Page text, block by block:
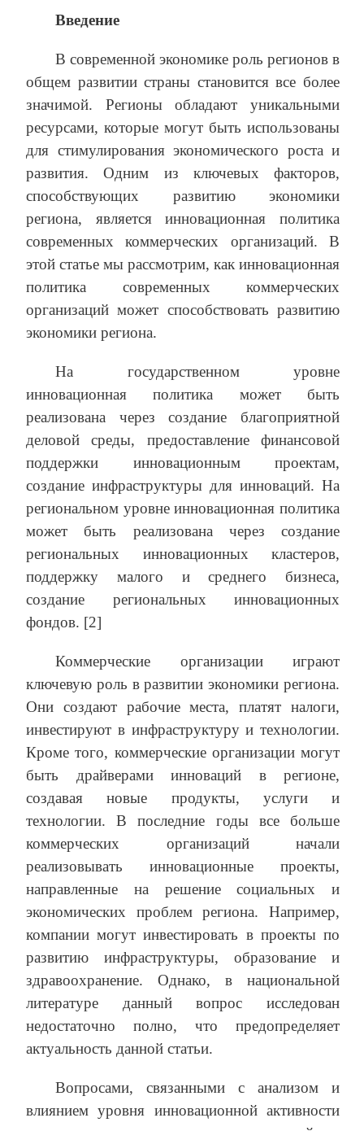
Введение
В современной экономике роль регионов в
общем развитии страны становится все более
значимой. Регионы обладают уникальными
ресурсами, которые могут быть использованы
для стимулирования экономического роста и
развития. Одним из ключевых факторов,
способствующих развитию экономики
региона, является инновационная политика
современных коммерческих организаций. В
этой статье мы рассмотрим, как инновационная
политика современных коммерческих
организаций может способствовать развитию
экономики региона.
На государственном уровне
инновационная политика может быть
реализована через создание благоприятной
деловой среды, предоставление финансовой
поддержки инновационным проектам,
создание инфраструктуры для инноваций. На
региональном уровне инновационная политика
может быть реализована через создание
региональных инновационных кластеров,
поддержку малого и среднего бизнеса,
создание региональных инновационных
фондов. [2]
Коммерческие организации играют
ключевую роль в развитии экономики региона.
Они создают рабочие места, платят налоги,
инвестируют в инфраструктуру и технологии.
Кроме того, коммерческие организации могут
быть драйверами инноваций в регионе,
создавая новые продукты, услуги и
технологии. В последние годы все больше
коммерческих организаций начали
реализовывать инновационные проекты,
направленные на решение социальных и
экономических проблем региона. Например,
компании могут инвестировать в проекты по
развитию инфраструктуры, образование и
здравоохранение. Однако, в национальной
литературе данный вопрос исследован
недостаточно полно, что предопределяет
актуальность данной статьи.
Вопросами, связанными с анализом и
влиянием уровня инновационной активности